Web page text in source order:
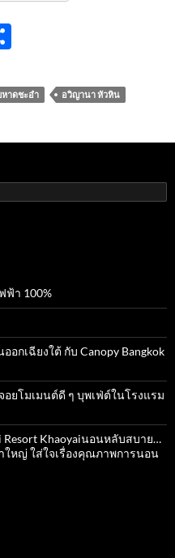
ar
e
าดชะอำ อวิญานา หัวหิน
ฟ้า 100%
อกเฉียงใต้ กับ Canopy Bangkok
ยโมเมนต์ดี ๆ บุพเฟ่ต์ในโรงแรม
Khaoyaiนอนหลับสบาย…
ใหญ่ ใส่ใจเรื่องคุณภาพการนอน